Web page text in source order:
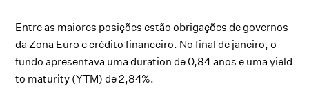
Entre as maiores posições estão obrigações de governos
da Zona Euro e crédito financeiro. No final de janeiro, o
fundo apresentava uma duration de 0,84 anos e uma yield
to maturity (YTM) de 2,84%.